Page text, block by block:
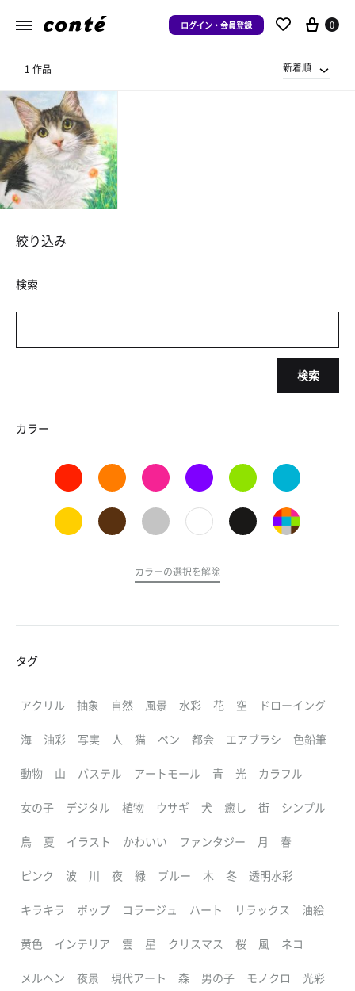
ログイン・会員登録 0
1 作品 新着順
絞り込み
検索
検索
カラー
カラーの選択を解除
タグ
アクリル 抽象 自然 風景 水彩 花 空 ドローイング
海 油彩 写実 人 猫 ペン 都会 エアブラシ 色鉛筆
動物 山 パステル アートモール 青 光 カラフル
女の子 デジタル 植物 ウサギ 犬 癒し 街 シンプル
鳥 夏 イラスト かわいい ファンタジー 月 春
ピンク 波 川 夜 緑 ブルー 木 冬 透明水彩
キラキラ ポップ コラージュ ハート リラックス 油絵
黄色 インテリア 雲 星 クリスマス 桜 風 ネコ
メルヘン 夜景 現代アート 森 男の子 モノクロ 光彩